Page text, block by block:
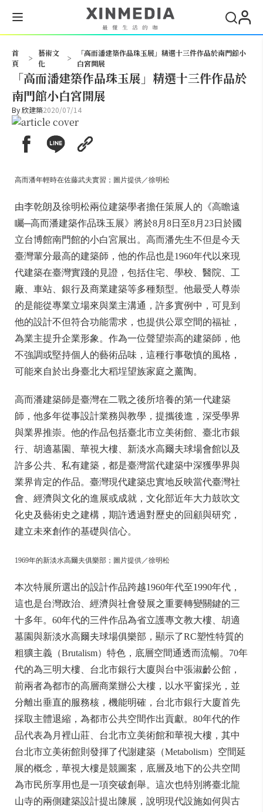
首
頁
>
藝術文
化
>
「高而潘建築作品珠玉展」精選十三件作品於南門館小
白宮開展
「高而潘建築作品珠玉展」精選十三件作品於
南門館小白宮開展
By欣建築2020/07/14
高而潘年輕時在佐藤武夫實習；圖片提供／徐明松
由李乾朗及徐明松兩位建築學者擔任策展人的《高瞻遠
矚─高而潘建築作品珠玉展》將於8月8日至8月23日於國
立台博館南門館的小白宮展出。高而潘先生不但是今天
臺灣輩分最高的建築師，他的作品也是1960年代以來現
代建築在臺灣實踐的見證，包括住宅、學校、醫院、工
廠、車站、銀行及商業建築等多種類型。他最受人尊崇
的是能從專業立場來與業主溝通，許多實例中，可見到
他的設計不但符合功能需求，也提供公眾空間的福祉，
為業主提升企業形象。作為一位聲望崇高的建築師，他
不強調或堅持個人的藝術品味，這種行事敬慎的風格，
可能來自於出身臺北大稻埕望族家庭之薰陶。
高而潘建築師是臺灣在二戰之後所培養的第一代建築
師，他多年從事設計業務與教學，提攜後進，深受學界
與業界推崇。他的作品包括臺北市立美術館、臺北市銀
行、胡適墓園、華視大樓、新淡水高爾夫球場會館以及
許多公共、私有建築，都是臺灣當代建築中深獲學界與
業界肯定的作品。臺灣現代建築忠實地反映當代臺灣社
會、經濟與文化的進展或成就，文化部近年大力鼓吹文
化史及藝術史之建構，期許透過對歷史的回顧與研究，
建立未來創作的基礎與信心。
1969年的新淡水高爾夫俱樂部；圖片提供／徐明松
本次特展所選出的設計作品跨越1960年代至1990年代，
這也是台灣政治、經濟與社會發展之重要轉變關鍵的三
十多年。60年代的三件作品為省立護專文教大樓、胡適
墓園與新淡水高爾夫球場俱樂部，顯示了RC塑性特質的
粗獷主義（Brutalism）特色，底層空間通透而流暢。70年
代的為三明大樓、台北市銀行大廈與台中張淑齡公館，
前兩者為都市的高層商業辦公大樓，以水平窗採光，並
分離出垂直的服務核，機能明確，台北市銀行大廈首先
採取主體退縮，為都市公共空間作出貢獻。80年代的作
品代表為月裡山莊、台北市立美術館和華視大樓，其中
台北市立美術館則發揮了代謝建築（Metabolism）空間延
展的概念，華視大樓是競圖案，底層及地下的公共空間
為市民所享用也是一項突破創舉。這次也特別將臺北龍
山寺的兩側建築設計提出陳展，說明現代設施如何與古